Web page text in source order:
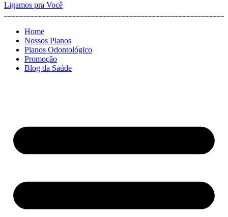
Ligamos pra Você
Home
Nossos Planos
Planos Odontológico
Promoção
Blog da Saúde